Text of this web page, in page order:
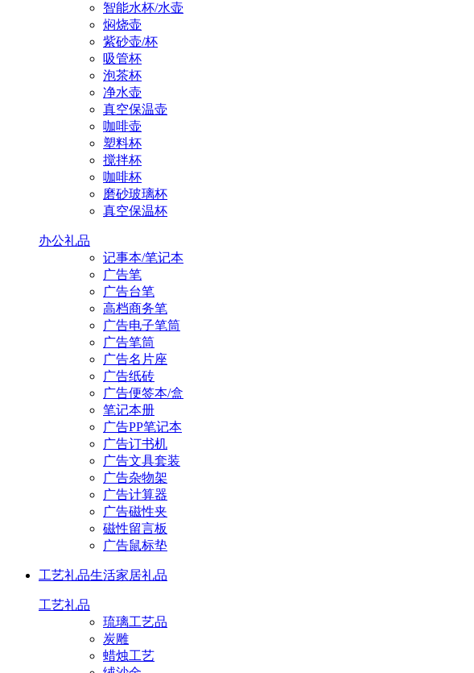
智能水杯/水壶
焖烧壶
紫砂壶/杯
吸管杯
泡茶杯
净水壶
真空保温壶
咖啡壶
塑料杯
搅拌杯
咖啡杯
磨砂玻璃杯
真空保温杯
办公礼品
记事本/笔记本
广告笔
广告台笔
高档商务笔
广告电子笔筒
广告笔筒
广告名片座
广告纸砖
广告便签本/盒
笔记本册
广告PP笔记本
广告订书机
广告文具套装
广告杂物架
广告计算器
广告磁性夹
磁性留言板
广告鼠标垫
工艺礼品生活家居礼品
工艺礼品
琉璃工艺品
炭雕
蜡烛工艺